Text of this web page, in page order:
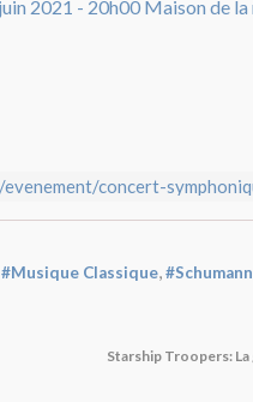
#Musique Classique,#Schumann
Starship Troopers: